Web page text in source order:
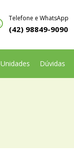
Telefone e WhatsApp
(42) 98849-9090
Unidades Dúvidas